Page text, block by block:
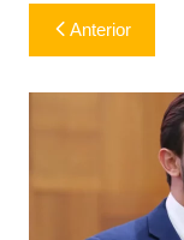
Navegação
de
Post
Anterior